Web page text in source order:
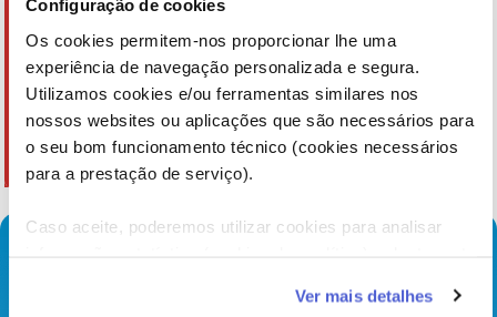
Configuração de cookies
Os cookies permitem-nos proporcionar lhe uma
experiência de navegação personalizada e segura.
Utilizamos cookies e/ou ferramentas similares nos
nossos websites ou aplicações que são necessários para
o seu bom funcionamento técnico (cookies necessários
para a prestação de serviço).
Caso aceite, poderemos utilizar cookies para analisar
funcionalidades (cookies de personalização e
Ver mais detalhes